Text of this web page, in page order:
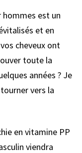
est un
et en
cheveux ont
toute la
années ? Je
vers la
en vitamine PP
viendra